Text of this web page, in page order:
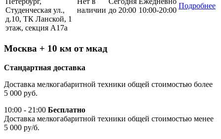
Студенческая ул.,
д.10, ТК Ланской, 1
этаж, секция А17а
наличии до 20:00 10:00-20:00
Подробнее
Москва + 10 км от мкад
Стандартная доставка
Доставка мелкогабаритной техники общей стоимостью более
5 000 руб.
10:00 - 21:00 Бесплатно
Доставка мелкогабаритной техники общей стоимостью менее
5 000 ру/б.